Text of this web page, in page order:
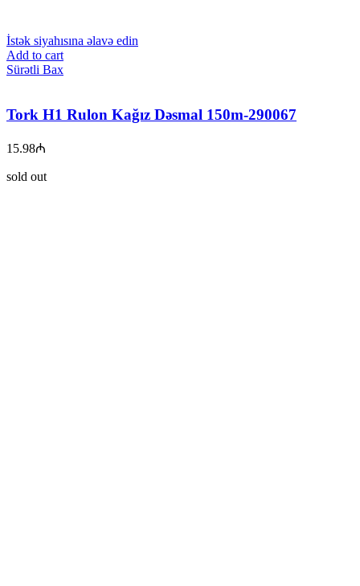
İstək siyahısına əlavə edin
Add to cart
Sürətli Bax
Tork H1 Rulon Kağız Dəsmal 150m-290067
15.98₼
sold out